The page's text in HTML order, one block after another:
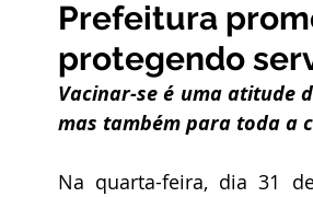
Administração e Finanças Institucional
Prefeitura
protegendo
Vacinar-se é uma atitude
mas também para toda a
Na quarta-feira, dia 31